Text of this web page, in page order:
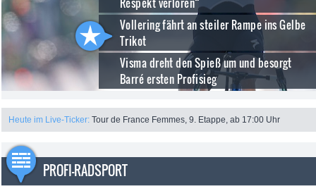
Respekt verloren“
Vollering fährt an steiler Rampe ins Gelbe
Trikot
Visma dreht den Spieß um und besorgt
Barré ersten Profisieg
Heute im Live-Ticker: Tour de France Femmes, 9. Etappe, ab 17:00 Uhr
PROFI-RADSPORT